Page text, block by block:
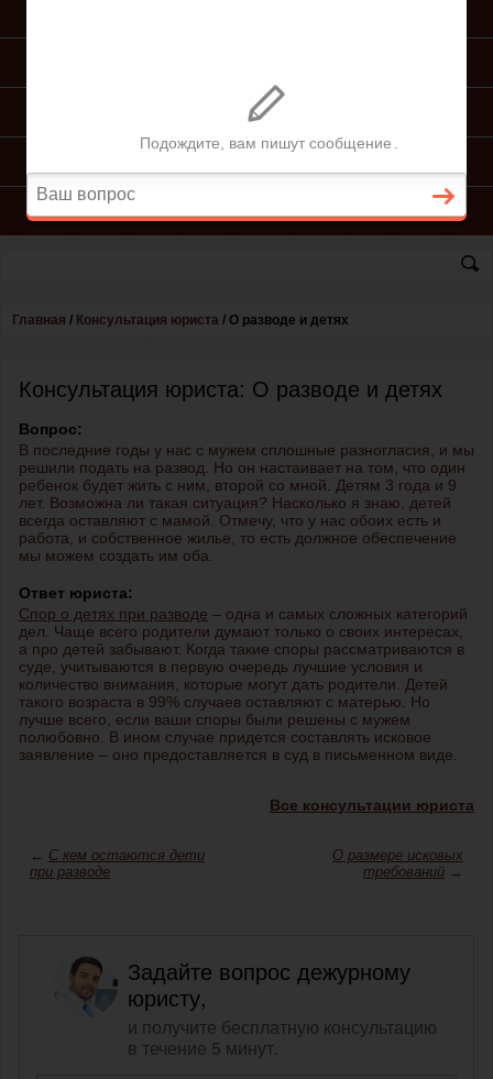
ПОДАЧА ИСКА
КОНСУЛЬТАЦИЯ ЮРИСТА
Главная / Консультация юриста / О разводе и детях
Консультация юриста: О разводе и детях
Вопрос:
В последние годы у нас с мужем сплошные разногласия, и мы
решили подать на развод. Но он настаивает на том, что один
ребенок будет жить с ним, второй со мной. Детям 3 года и 9
лет. Возможна ли такая ситуация? Насколько я знаю, детей
всегда оставляют с мамой. Отмечу, что у нас обоих есть и
работа, и собственное жилье, то есть должное обеспечение
мы можем создать им оба.
Ответ юриста:
Спор о детях при разводе – одна и самых сложных категорий
дел. Чаще всего родители думают только о своих интересах,
а про детей забывают. Когда такие споры рассматриваются в
суде, учитываются в первую очередь лучшие условия и
количество внимания, которые могут дать родители. Детей
такого возраста в 99% случаев оставляют с матерью. Но
лучше всего, если ваши споры были решены с мужем
полюбовно. В ином случае придется составлять исковое
заявление – оно предоставляется в суд в письменном виде.
Все консультации юриста
← С кем остаются дети
при разводе
О размере исковых
требований →
Задайте вопрос дежурному
юристу,
и получите бесплатную консультацию
в течение 5 минут.